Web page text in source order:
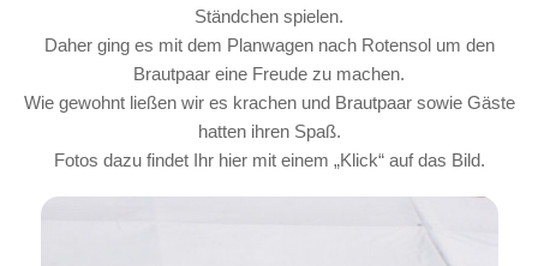
Ständchen spielen.
Daher ging es mit dem Planwagen nach Rotensol um den
Brautpaar eine Freude zu machen.
Wie gewohnt ließen wir es krachen und Brautpaar sowie Gäste
hatten ihren Spaß.
Fotos dazu findet Ihr hier mit einem „Klick“ auf das Bild.